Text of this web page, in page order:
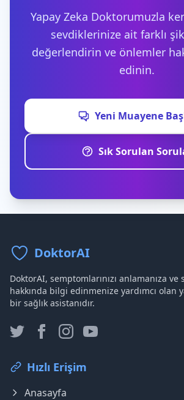
Yapay Zeka Doktorumuzla
sevdiklerinize ait farklı
değerlendirin ve önlemler
edinin.
Yeni Muayene
Sık Sorulan
DoktorAI
DoktorAI, semptomlarınızı anlamanıza
hakkında bilgi edinmenize yardımcı olan
bir sağlık asistanıdır.
Hızlı Erişim
Anasayfa